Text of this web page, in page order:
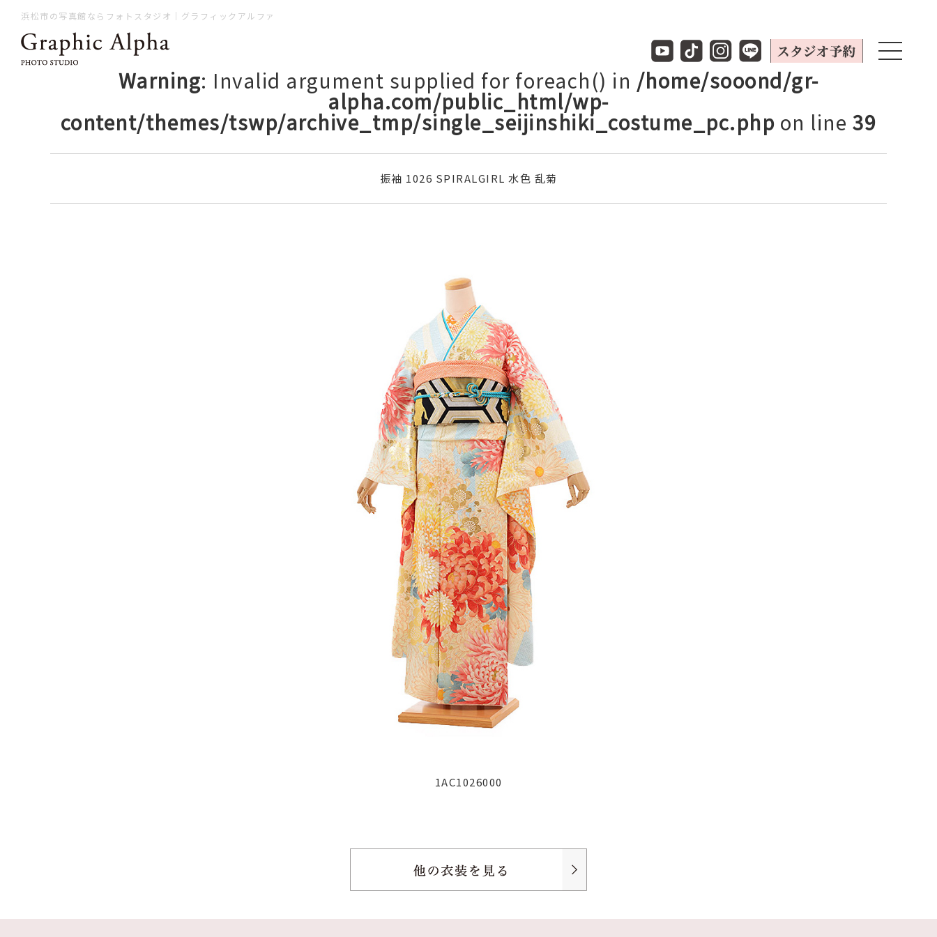
浜松市の写真館ならフォトスタジオ｜グラフィックアルファ
Warning: Invalid argument supplied for foreach() in /home/sooond/gr-
alpha.com/public_html/wp-
content/themes/tswp/archive_tmp/single_seijinshiki_costume_pc.php on line 39
振袖 1026 SPIRALGIRL 水色 乱菊
1AC1026000